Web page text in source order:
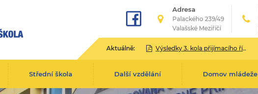
Adresa
Palackého 239/49
Valašské Meziříčí
Aktuálně: Výsledky 3. kola přijímacího řízení pro školní rok 2026/2027
Střední škola Další vzdělání Domov mládeže